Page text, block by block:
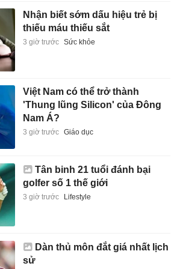
Nhận biết sớm dấu hiệu trẻ bị
thiếu máu thiếu sắt
3 giờ trước Sức khỏe
Việt Nam có thể trở thành
'Thung lũng Silicon' của Đông
Nam Á?
3 giờ trước Giáo dục
Tân binh 21 tuổi đánh bại
golfer số 1 thế giới
3 giờ trước Lifestyle
Dàn thủ môn đắt giá nhất lịch
sử